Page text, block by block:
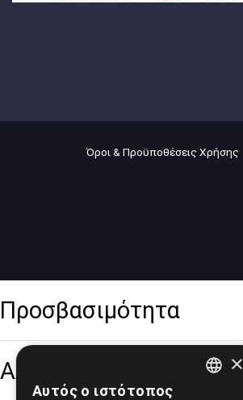
Όροι & Προϋποθέσεις Χρήσης
Προσβασιμότητα
Αλλαγή Μεγέθους ×
Αυτός ο ιστότοπος